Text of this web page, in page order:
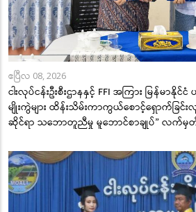
ဧပြီလ 08, 2026
ငါးလုပ်ငန်းဦးစီးဌာနနှင့် FFI အကြား မြန်မာနိုင်
မျိုးကွဲများ ထိန်းသိမ်းကာကွယ်စောင့်ရှောက်ခြင်း
ဆိုင်ရာ သဘောတူညီမှု မူဘောင်စာချုပ်” လက်မှတ်